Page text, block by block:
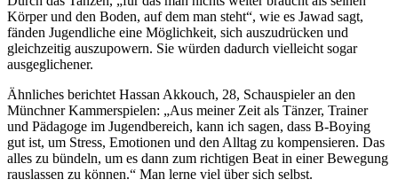
Körper und den Boden, auf dem man steht“, wie es Jawad sagt,
fänden Jugendliche eine Möglichkeit, sich auszudrücken und
gleichzeitig auszupowern. Sie würden dadurch vielleicht sogar
ausgeglichener.
Ähnliches berichtet Hassan Akkouch, 28, Schauspieler an den
Münchner Kammerspielen: „Aus meiner Zeit als Tänzer, Trainer
und Pädagoge im Jugendbereich, kann ich sagen, dass B-Boying
gut ist, um Stress, Emotionen und den Alltag zu kompensieren. Das
alles zu bündeln, um es dann zum richtigen Beat in einer Bewegung
rauslassen zu können.“ Man lerne viel über sich selbst.